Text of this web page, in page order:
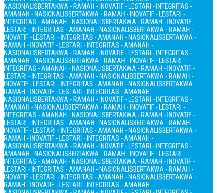
NASIONALISBERTAKWA - RAMAH - INOVATIF - LESTARI - INTEGRITAS -
AMANAH - NASIONALISBERTAKWA - RAMAH - INOVATIF - LESTARI -
INTEGRITAS - AMANAH - NASIONALISBERTAKWA - RAMAH - INOVATIF -
LESTARI - INTEGRITAS - AMANAH - NASIONALISBERTAKWA - RAMAH -
INOVATIF - LESTARI - INTEGRITAS - AMANAH - NASIONALISBERTAKWA -
RAMAH - INOVATIF - LESTARI - INTEGRITAS - AMANAH -
NASIONALISBERTAKWA - RAMAH - INOVATIF - LESTARI - INTEGRITAS -
AMANAH - NASIONALISBERTAKWA - RAMAH - INOVATIF - LESTARI -
INTEGRITAS - AMANAH - NASIONALISBERTAKWA - RAMAH - INOVATIF -
LESTARI - INTEGRITAS - AMANAH - NASIONALISBERTAKWA - RAMAH -
INOVATIF - LESTARI - INTEGRITAS - AMANAH - NASIONALISBERTAKWA -
RAMAH - INOVATIF - LESTARI - INTEGRITAS - AMANAH -
NASIONALISBERTAKWA - RAMAH - INOVATIF - LESTARI - INTEGRITAS -
AMANAH - NASIONALISBERTAKWA - RAMAH - INOVATIF - LESTARI -
INTEGRITAS - AMANAH - NASIONALISBERTAKWA - RAMAH - INOVATIF -
LESTARI - INTEGRITAS - AMANAH - NASIONALISBERTAKWA - RAMAH -
INOVATIF - LESTARI - INTEGRITAS - AMANAH - NASIONALISBERTAKWA -
RAMAH - INOVATIF - LESTARI - INTEGRITAS - AMANAH -
NASIONALISBERTAKWA - RAMAH - INOVATIF - LESTARI - INTEGRITAS -
AMANAH - NASIONALISBERTAKWA - RAMAH - INOVATIF - LESTARI -
INTEGRITAS - AMANAH - NASIONALISBERTAKWA - RAMAH - INOVATIF -
LESTARI - INTEGRITAS - AMANAH - NASIONALISBERTAKWA - RAMAH -
INOVATIF - LESTARI - INTEGRITAS - AMANAH - NASIONALISBERTAKWA -
RAMAH - INOVATIF - LESTARI - INTEGRITAS - AMANAH -